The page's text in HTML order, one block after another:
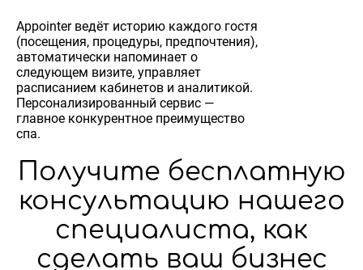
Appointer ведёт историю каждого гостя
(посещения, процедуры, предпочтения),
автоматически напоминает о
следующем визите, управляет
расписанием кабинетов и аналитикой.
Персонализированный сервис —
главное конкурентное преимущество
спа.
Получите бесплатную
консультацию нашего
специалиста, как
сделать ваш бизнес